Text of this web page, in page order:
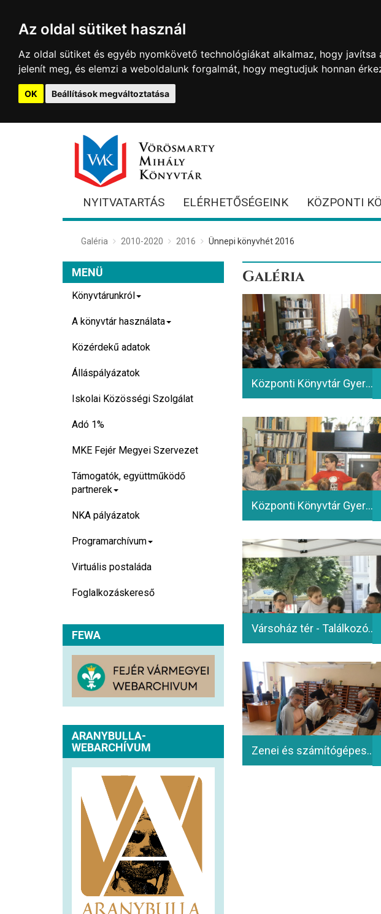
Az oldal sütiket használ
Az oldal sütiket és egyéb nyomkövető technológiákat alkalmaz, hogy
jelenít meg, és elemzi a weboldalunk forgalmát, hogy megtudjuk honnan
OK Beállítások megváltoztatása
NYITVATARTÁS ELÉRHETŐSÉGEINK KÖZPONTI
Galéria 2010-2020 2016 Ünnepi könyvhét 2016
Galéria
Központi Könyvtár Gyermekrészleg - Pom Pom és barátai - a pályázat ünnepélyes eredményhirdetése - 2016.06.06.
Központi Könyvtár Gyermekrészleg - Alma meg a fája - 2016.06.10.
Vársoház tér - Találkozó Szabó T. Annával, Dragomán Györggyel és Dragomán Gáborral - 2016.06.10.
Zenei és számítógépes részleg - Hangszerek - Perei Zoltán fametszetei - 2016.06.15.
MENÜ
Könyvtárunkról
A könyvtár használata
Közérdekű adatok
Álláspályázatok
Iskolai Közösségi Szolgálat
Adó 1%
MKE Fejér Megyei Szervezet
Támogatók, együttműködő
partnerek
NKA pályázatok
Programarchívum
Virtuális postaláda
Foglalkozáskereső
FEWA
ARANYBULLA-
WEBARCHÍVUM